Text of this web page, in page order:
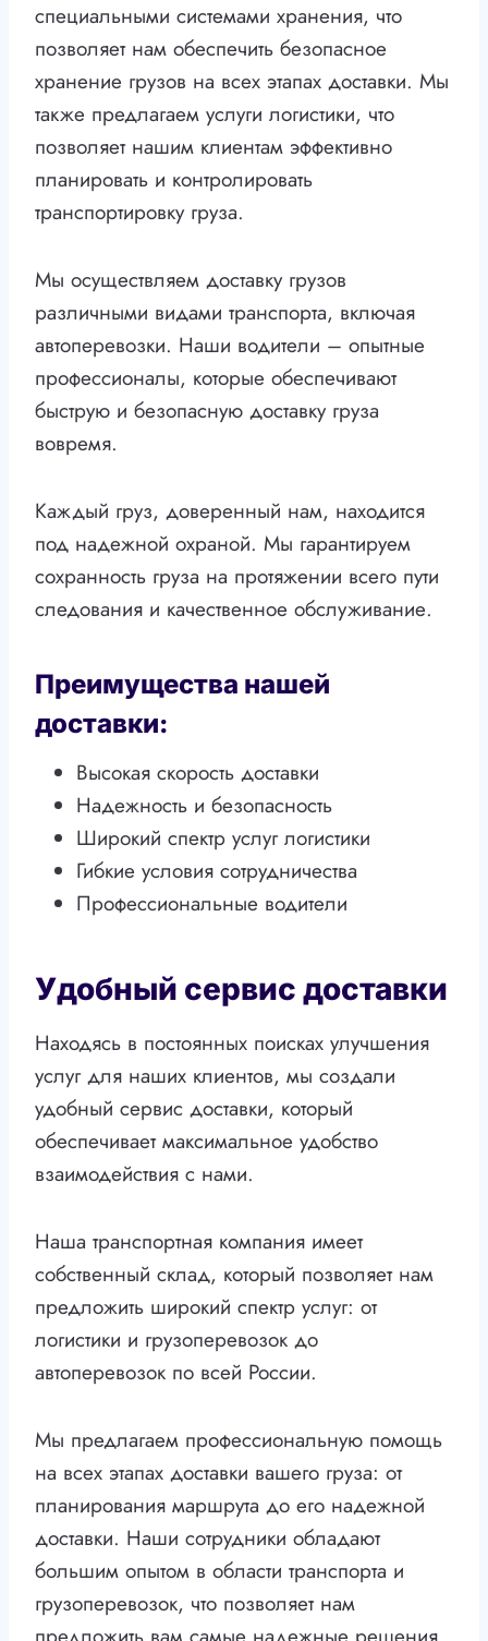
специальными системами хранения, что
позволяет нам обеспечить безопасное
хранение грузов на всех этапах доставки. Мы
также предлагаем услуги логистики, что
позволяет нашим клиентам эффективно
планировать и контролировать
транспортировку груза.
Мы осуществляем доставку грузов
различными видами транспорта, включая
автоперевозки. Наши водители – опытные
профессионалы, которые обеспечивают
быструю и безопасную доставку груза
вовремя.
Каждый груз, доверенный нам, находится
под надежной охраной. Мы гарантируем
сохранность груза на протяжении всего пути
следования и качественное обслуживание.
Преимущества нашей
доставки:
Высокая скорость доставки
Надежность и безопасность
Широкий спектр услуг логистики
Гибкие условия сотрудничества
Профессиональные водители
Удобный сервис доставки
Находясь в постоянных поисках улучшения
услуг для наших клиентов, мы создали
удобный сервис доставки, который
обеспечивает максимальное удобство
взаимодействия с нами.
Наша транспортная компания имеет
собственный склад, который позволяет нам
предложить широкий спектр услуг: от
логистики и грузоперевозок до
автоперевозок по всей России.
Мы предлагаем профессиональную помощь
на всех этапах доставки вашего груза: от
планирования маршрута до его надежной
доставки. Наши сотрудники обладают
большим опытом в области транспорта и
грузоперевозок, что позволяет нам